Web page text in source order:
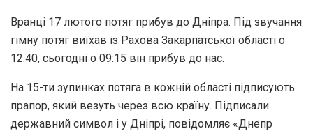
Вранці 17 лютого потяг прибув до Дніпра. Під звучання
гімну потяг виїхав із Рахова Закарпатської області о
12:40, сьогодні о 09:15 він прибув до нас.
На 15-ти зупинках потяга в кожній області підписують
прапор, який везуть через всю країну. Підписали
державний символ і у Дніпрі, повідомляє «Днепр